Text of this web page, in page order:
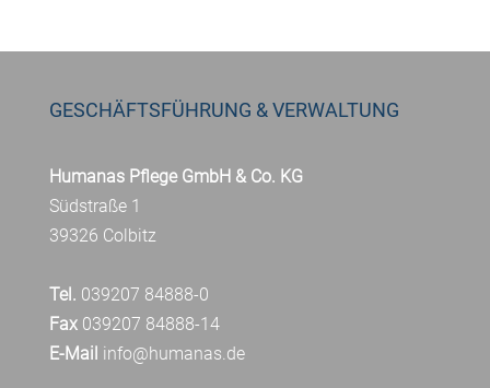
GESCHÄFTSFÜHRUNG & VERWALTUNG
Humanas Pflege GmbH & Co. KG
Südstraße 1
39326 Colbitz
Tel. 039207 84888-0
Fax039207 84888-14
E-Mail info@humanas.de